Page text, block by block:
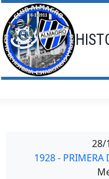
Saltar
al
contenido
28/
1928 - PRIMERA